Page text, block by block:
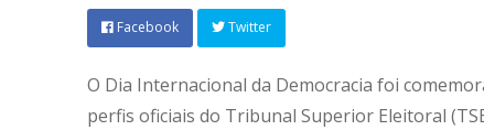
Facebook Twitter
O Dia Internacional da Democracia foi
perfis oficiais do Tribunal Superior Eleitoral